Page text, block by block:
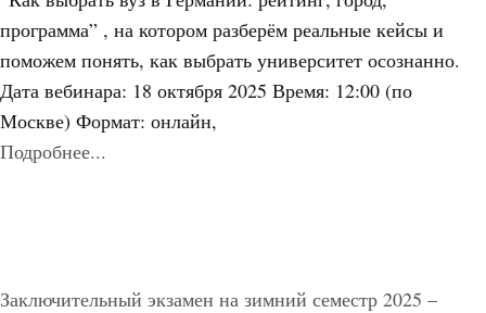
программа” , на котором разберём реальные кейсы и
поможем понять, как выбрать университет осознанно.
Дата вебинара: 18 октября 2025 Время: 12:00 (по
Москве) Формат: онлайн,
Подробнее...
Заключительный экзамен на зимний семестр 2025 –